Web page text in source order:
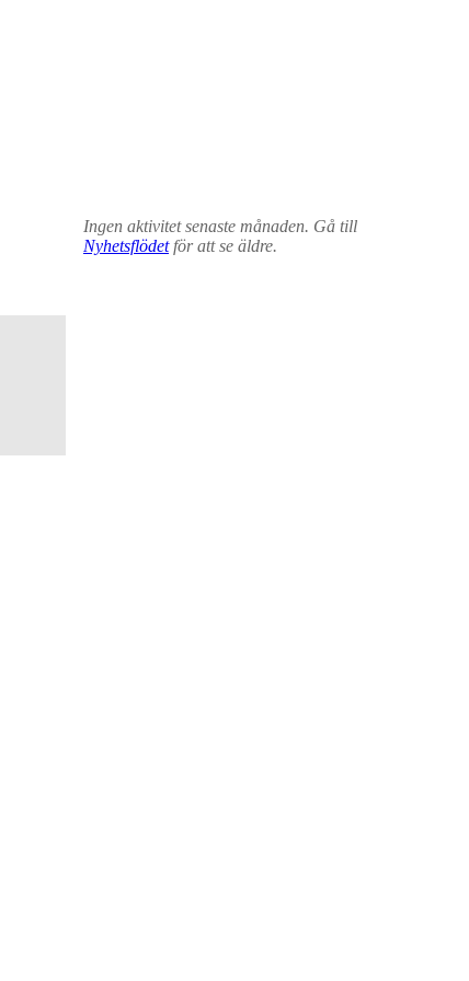
Ingen aktivitet senaste månaden. Gå till
Nyhetsflödetför att se äldre.